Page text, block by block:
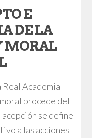
E
DE LA
MORAL
Real Academia
procede del
acepción se define
a las acciones